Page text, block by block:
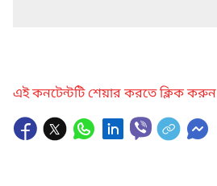
এই কনটেন্টটি শেয়ার করতে ক্লিক করুন